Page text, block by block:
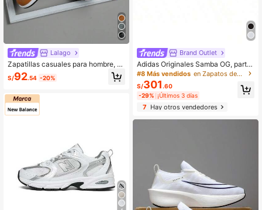
Lalago
Zapatillas casuales para hombre, c
on cordones, suela blanda plana, có
modas, zapatos deportivos ligeros d
as deportivas
S/92.54 -20%
Brand Outlet
Adidas Originales Samba OG, parte
superior suave, cómodos, zapatos d
e skate de corte bajo, unisex, negr
o/blanco/gris
#8 Más vendidos en Zapatos deportivos para exteriores para hombre
S/301 .60
-29% ¡Últimos 3 días
7 Hay otros vendedores